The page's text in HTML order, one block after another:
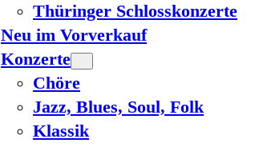
Thüringer Schlosskonzerte
Neu im Vorverkauf
Konzerte
Chöre
Jazz, Blues, Soul, Folk
Klassik